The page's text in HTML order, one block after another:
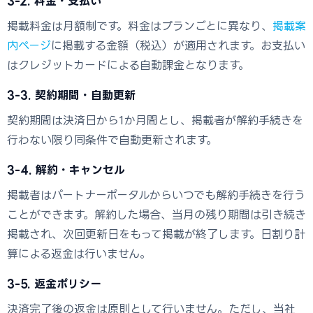
掲載料金は月額制です。料金はプランごとに異なり、 掲載案
内ページに掲載する金額（税込）が適用されます。お支払い
はクレジットカードによる自動課金となります。
3-3. 契約期間・自動更新
契約期間は決済日から1か月間とし、掲載者が解約手続きを
行わない限り同条件で自動更新されます。
3-4. 解約・キャンセル
掲載者はパートナーポータルからいつでも解約手続きを行う
ことができます。解約した場合、当月の残り期間は引き続き
掲載され、次回更新日をもって掲載が終了します。日割り計
算による返金は行いません。
3-5. 返金ポリシー
決済完了後の返金は原則として行いません。ただし、当社